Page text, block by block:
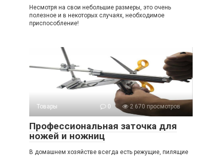
Несмотря на свои небольшие размеры, это очень
полезное и в некоторых случаях, необходимое
приспособление!
Товары 0 2 670 просмотров
Профессиональная заточка для
ножей и ножниц
В домашнем хозяйстве всегда есть режущие, пилящие